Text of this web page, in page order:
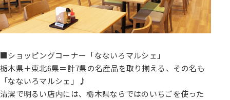
■ショッピングコーナー「なないろマルシェ」
栃木県＋東北6県＝計7県の名産品を取り揃える、その名も
「なないろマルシェ」♪
清潔で明るい店内には、栃木県ならではのいちごを使った